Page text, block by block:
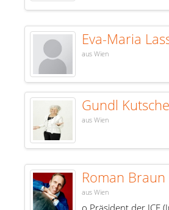
Eva-Maria
aus Wien
Gundl
aus Wien
Roman Braun
aus Wien
o Präsident der ICF